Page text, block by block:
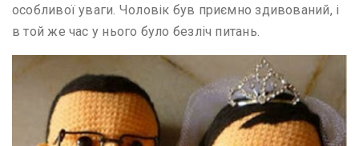
особливої уваги. Чоловік був приємно здивований, і
в той же час у нього було безліч питань.